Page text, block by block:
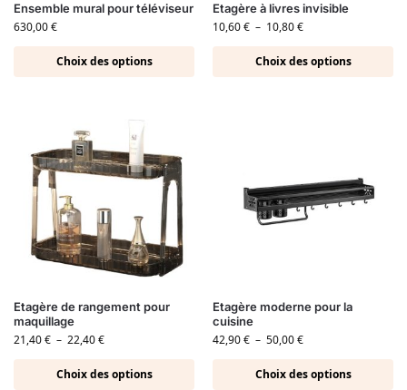
Ensemble mural pour téléviseur
630,00€
Choix des options
Etagère à livres invisible
10,60€ – 10,80€
Choix des options
Etagère de rangement pour
maquillage
21,40€ – 22,40€
Choix des options
Etagère moderne pour la
cuisine
42,90€ – 50,00€
Choix des options